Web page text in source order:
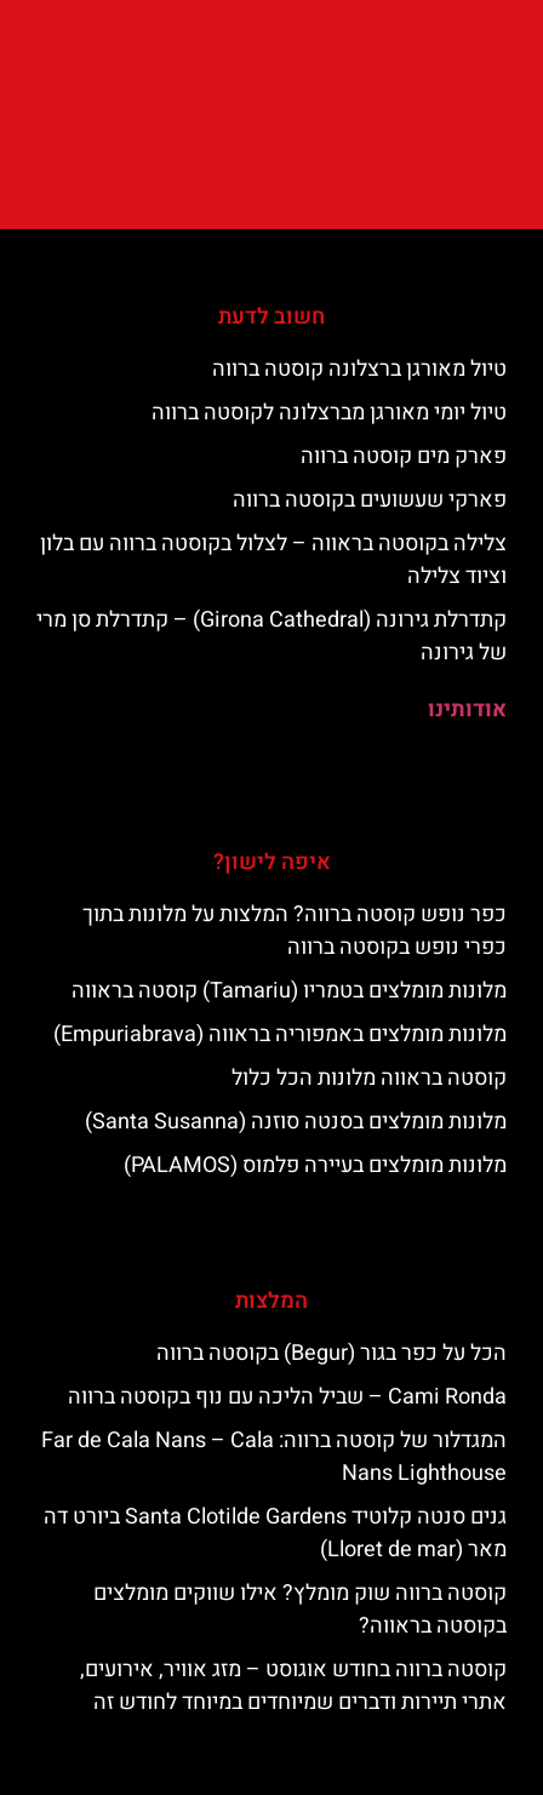
חשוב לדעת
טיול מאורגן ברצלונה קוסטה ברווה
טיול יומי מאורגן מברצלונה לקוסטה ברווה
פארק מים קוסטה ברווה
פארקי שעשועים בקוסטה ברווה
צלילה בקוסטה בראווה – לצלול בקוסטה ברווה עם בלון
וציוד צלילה
קתדרלת גירונה (Girona Cathedral) – קתדרלת סן מרי
של גירונה
אודותינו
איפה לישון?
כפר נופש קוסטה ברווה? המלצות על מלונות בתוך
כפרי נופש בקוסטה ברווה
מלונות מומלצים בטמריו (Tamariu) קוסטה בראווה
מלונות מומלצים באמפוריה בראווה (Empuriabrava)
קוסטה בראווה מלונות הכל כלול
מלונות מומלצים בסנטה סוזנה (Santa Susanna)
מלונות מומלצים בעיירה פלמוס (PALAMOS)
המלצות
הכל על כפר בגור (Begur) בקוסטה ברווה
‪‪Cami Ronda‬‬ – שביל הליכה עם נוף בקוסטה ברווה
המגדלור של קוסטה ברווה: ‪‪Far de Cala Nans – Cala
Nans Lighthouse‬‬
גנים סנטה קלוטיד Santa Clotilde Gardens ביורט דה
מאר (Lloret de mar)
קוסטה ברווה שוק מומלץ? אילו שווקים מומלצים
בקוסטה בראווה?
קוסטה ברווה בחודש אוגוסט – מזג אוויר, אירועים,
אתרי תיירות ודברים שמיוחדים במיוחד לחודש זה